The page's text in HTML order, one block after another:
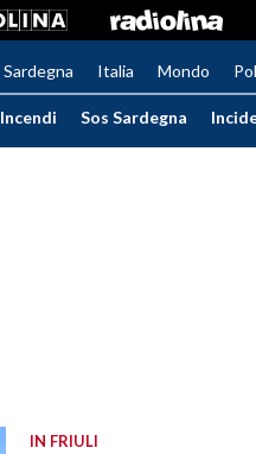
Sardegna Italia Mondo
Incendi Sos Sardegna
IN FRIULI